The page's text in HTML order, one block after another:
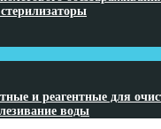
и реагентные для
воды